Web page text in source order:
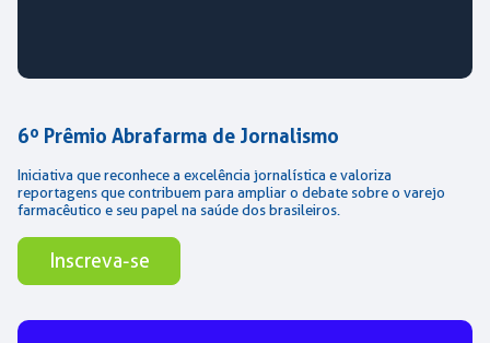
6º Prêmio Abrafarma de Jornalismo
Iniciativa que reconhece a excelência jornalística e valoriza
reportagens que contribuem para ampliar o debate sobre o varejo
farmacêutico e seu papel na saúde dos brasileiros.
Inscreva-se